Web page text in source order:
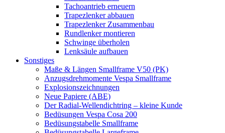
Tachoantrieb erneuern
Trapezlenker abbauen
Trapezlenker Zusammenbau
Rundlenker montieren
Schwinge überholen
Lenksäule aufbauen
Sonstiges
Maße & Längen Smallframe V50 (PK)
Anzugsdrehmomente Vespa Smallframe
Explosionszeichnungen
Neue Papiere (ABE)
Der Radial-Wellendichtring – kleine Kunde
Bedüsungen Vespa Cosa 200
Bedüsungstabelle Smallframe